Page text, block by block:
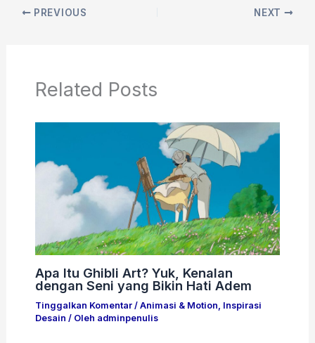
PREVIOUS NEXT
Related Posts
Apa Itu Ghibli Art? Yuk, Kenalan
dengan Seni yang Bikin Hati Adem
Tinggalkan Komentar / Animasi & Motion Inspirasi
Desain / Oleh adminpenulis